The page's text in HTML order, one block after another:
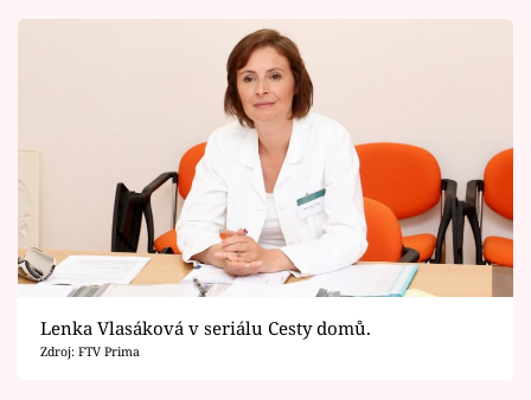
Lenka Vlasáková v seriálu Cesty domů.
Zdroj: FTV Prima